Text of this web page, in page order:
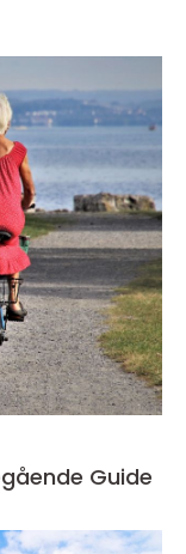
Guide